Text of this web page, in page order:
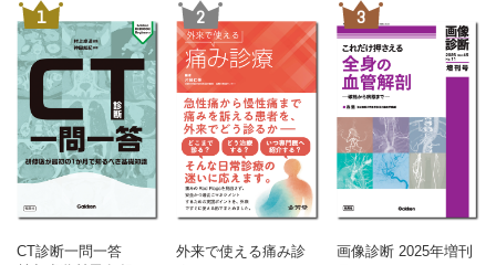
1
CT診断一問一答
2
外来で使える痛み診
3
画像診断 2025年増刊